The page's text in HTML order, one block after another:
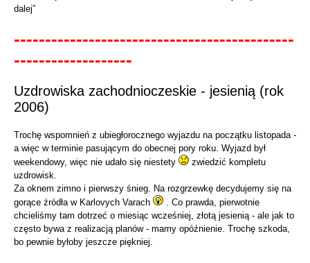
dalej”
---------------------------------------------
-------------------
Uzdrowiska zachodnioczeskie - jesienią (rok
2006)
Trochę wspomnień z ubiegłorocznego wyjazdu na początku listopada -
a więc w terminie pasującym do obecnej pory roku. Wyjazd był
weekendowy, więc nie udało się niestety
zwiedzić kompletu
uzdrowisk.
Za oknem zimno i pierwszy śnieg. Na rozgrzewkę decydujemy się na
gorące źródła w Karlovych Varach
. Co prawda, pierwotnie
chcieliśmy tam dotrzeć o miesiąc wcześniej, złotą jesienią - ale jak to
często bywa z realizacją planów - mamy opóźnienie. Trochę szkoda,
bo pewnie byłoby jeszcze piękniej.